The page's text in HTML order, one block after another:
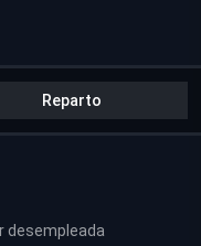
Reparto
desempleada